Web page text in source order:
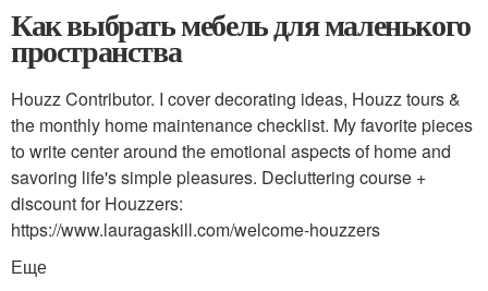
Как выбрать мебель для маленького
пространства
Houzz Contributor. I cover decorating ideas, Houzz tours &
the monthly home maintenance checklist. My favorite pieces
to write center around the emotional aspects of home and
savoring life's simple pleasures. Decluttering course +
discount for Houzzers:
https://www.lauragaskill.com/welcome-houzzers
Еще